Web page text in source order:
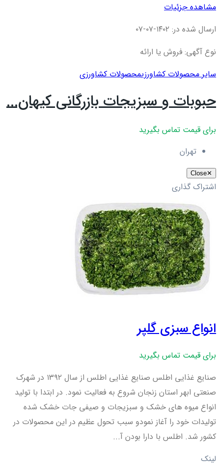
مشاهده جزئیات
ارسال شده در: ۱۴۰۲-۰۷-۰۷
نوع آگهی: فروش یا ارائه
سایر محصولات کشاورزیمحصولات کشاورزی
حبوبات و سبزیجات بازرگانی کیهان...
برای قیمت تماس بگیرید
تهران
✕
Close
اشتراک گذاری
انواع سبزی گلپر
برای قیمت تماس بگیرید
صنایع غذایی اطلس صنایع غذایی اطلس از سال ۱۳۹۲ در شهرک
صنعتی ابهر استان زنجان شروع به فعالیت نمود. در ابتدا با تولید
انواع میوه های خشک و سبزیجات و صیفی جات خشک شده
تولیدات خود را آغاز نمودو سبب تحول عظیم در این محصولات در
کشور شد. اطلس با دارا بودن آ...
لینک